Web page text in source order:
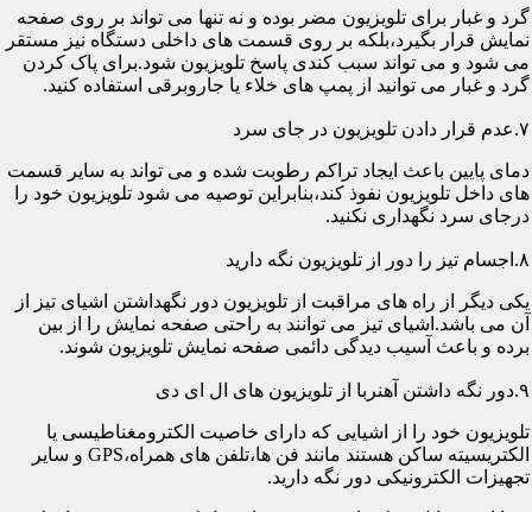
گرد و غبار برای تلویزیون مضر بوده و نه تنها می تواند بر روی صفحه
نمایش قرار بگیرد،بلکه بر روی قسمت های داخلی دستگاه نیز مستقر
می شود و می تواند سبب کندی پاسخ تلویزیون شود.برای پاک کردن
گرد و غبار می توانید از پمپ های خلاء یا جاروبرقی استفاده کنید.
۷.عدم قرار دادن تلویزیون در جای سرد
دمای پایین باعث ایجاد تراکم رطوبت شده و می تواند به سایر قسمت
های داخل تلویزیون نفوذ کند،بنابراین توصیه می شود تلویزیون خود را
درجای سرد نگهداری نکنید.
۸.اجسام تیز را دور از تلویزیون نگه دارید
یکی دیگر از راه های مراقبت از تلویزیون دور نگهداشتن اشیای تیز از
آن می باشد.اشیای تیز می توانند به راحتی صفحه نمایش را از بین
برده و باعث آسیب دیدگی دائمی صفحه نمایش تلویزیون شوند.
۹.دور نگه داشتن آهنربا از تلویزیون های ال ای دی
تلویزیون خود را از اشیایی که دارای خاصیت الکترومغناطیسی یا
الکتریسیته ساکن هستند مانند فن ها،تلفن های همراه،GPS و سایر
تجهیزات الکترونیکی دور نگه دارید.